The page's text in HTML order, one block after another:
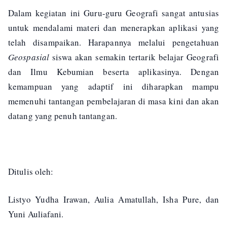
Dalam kegiatan ini Guru-guru Geografi sangat antusias
untuk mendalami materi dan menerapkan aplikasi yang
telah disampaikan. Harapannya melalui pengetahuan
Geospasial siswa akan semakin tertarik belajar Geografi
dan Ilmu Kebumian beserta aplikasinya. Dengan
kemampuan yang adaptif ini diharapkan mampu
memenuhi tantangan pembelajaran di masa kini dan akan
datang yang penuh tantangan.
Ditulis oleh:
Listyo Yudha Irawan, Aulia Amatullah, Isha Pure, dan
Yuni Auliafani.